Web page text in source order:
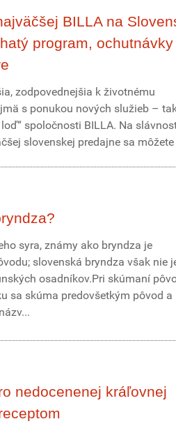
BILLA na
program, ochutnávky
zodpovednejšia k životnému
s ponukou nových služieb –
spoločnosti BILLA. Na
slovenskej predajne sa môžete
syra, známy ako bryndza je
slovenská bryndza však nie
osadníkov.Pri skúmaní
sa skúma predovšetkým pôvod a
nedocenenej kráľovnej